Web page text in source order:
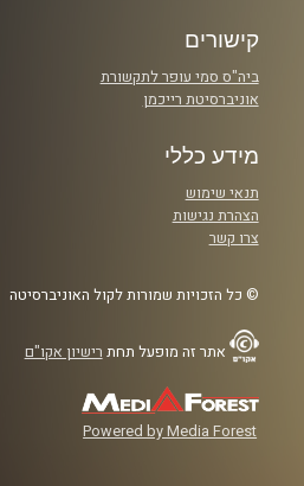
קישורים
ביה"ס סמי עופר לתקשורת
אוניברסיטת רייכמן
מידע כללי
תנאי שימוש
הצהרת נגישות
צרו קשר
© כל הזכויות שמורות לקול האוניברסיטה
אתר זה מופעל תחת רישיון אקו"ם
Powered by Media Forest